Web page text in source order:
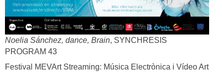
Noelia Sánchez, dance, Brain, SYNCHRESIS
PROGRAM 43
Festival MEVArt Streaming: Música Electrònica i Vídeo Art